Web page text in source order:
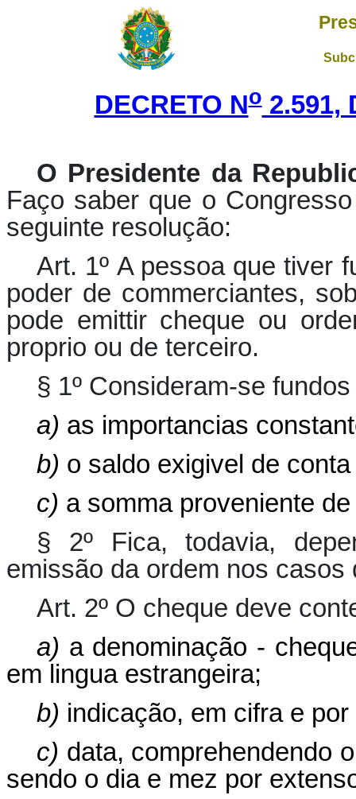
DECRETO No2.591,
O Presidente da
Faço saber que o
seguinte resolução:
Art. 1º A pessoa que tiver
poder de commerciantes,
pode emittir cheque ou
proprio ou de terceiro.
§ 1º Consideram-se
a) as importancias
b) o saldo exigivel de
c) a somma proveniente
§ 2º Fica, todavia,
emissão da ordem nos casos
Art. 2º O cheque deve
a) a denominação -
em lingua estrangeira;
b) indicação, em cifra e
c) data, comprehendendo
sendo o dia e mez por